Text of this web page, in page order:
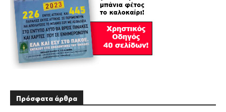
Πρόσφατα άρθρα